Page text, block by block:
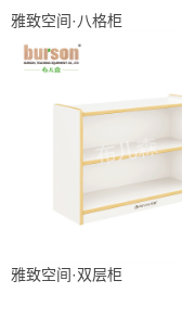
雅致空间·八格柜
雅致空间·双层柜